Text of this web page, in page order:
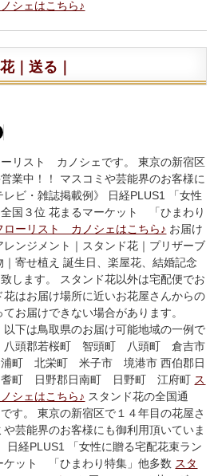
シェはこちら♪
｜送る｜
リスト カノシェです。 東京の新宿区
業中！！ マスコミや芸能界のお客様に
ビ・雑誌掲載例》 日経PLUS1 「女性
国３位 花まるマーケット 「ひまわり
ーリスト カノシェはこちら♪ お届け
ンジメント｜スタンド花｜プリザーブ
｜寄せ植え 誕生日、楽屋花、結婚記念
します。 スタンド花以外は宅配便でお
はお届け場所に近いお花屋さんからの
お届けできない場合があります。
下は鳥取県のお届け可能地域の一例で
頭郡若桜町 智頭町 八頭町 倉吉市
町 北栄町 米子市 境港市 西伯郡日
町 日野郡日南町 日野町 江府町 ス
シェはこちら♪ スタンド花の全国通
。 東京の新宿区で１４年目の花屋さ
芸能界のお客様にも御利用頂いていま
日経PLUS1 「女性に贈る宅配花束ラン
ケット 「ひまわり特集」他多数 スタ